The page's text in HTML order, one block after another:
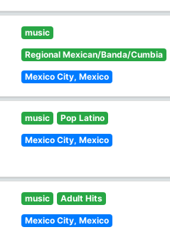
music
Regional Mexican/Banda/Cumbia
Mexico City, Mexico
music Pop Latino
Mexico City, Mexico
music Adult Hits
Mexico City, Mexico